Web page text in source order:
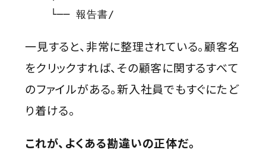
    └── 報告書/
一見すると、非常に整理されている。顧客名
をクリックすれば、その顧客に関するすべて
のファイルがある。新入社員でもすぐにたど
り着ける。
これが、よくある勘違いの正体だ。